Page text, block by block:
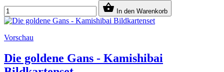
 In den Warenkorb
Vorschau
Die goldene Gans - Kamishibai